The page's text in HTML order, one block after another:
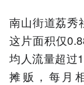
南山街道荔秀
这片面积仅
均人流量超过
摊贩，每月